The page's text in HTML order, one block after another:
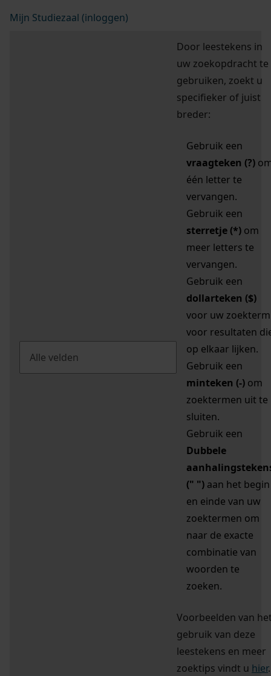
Mijn Studiezaal (inloggen)
Door leestekens in
uw zoekopdracht te
gebruiken, zoekt u
specifieker of juist
breder:
Gebruik een
vraagteken (?)
één letter te
vervangen.
Gebruik een
sterretje (*) om
meer letters te
vervangen.
Gebruik een
dollarteken ($)
voor uw zoekterm
voor resultaten
op elkaar lijken.
Gebruik een
minteken (-) om
zoektermen uit te
sluiten.
Gebruik een
Dubbele
(" ") aan het begin
en einde van uw
zoektermen om
naar de exacte
combinatie van
woorden te
zoeken.
Voorbeelden van
gebruik van deze
leestekens en meer
zoektips vindt u hier.